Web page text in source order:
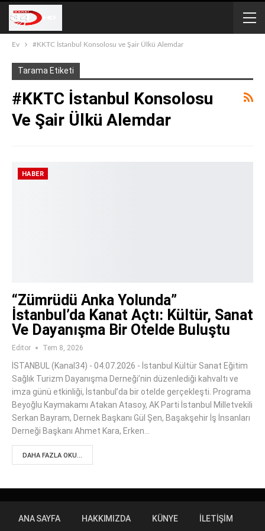
Ev #KKTC İstanbul Konsolosu ve Şair Ülkü Alemdar
Tarama Etiketi
#KKTC İstanbul Konsolosu
Ve Şair Ülkü Alemdar
HABER
“Zümrüdü Anka Yolunda”
İstanbul’da Kanat Açtı: Kültür, Sanat
Ve Dayanışma Bir Otelde Buluştu
Editor Tem 8, 2026
İSTANBUL (Kanal34) - 04.07.2026 - İstanbul Kültür Sanat Eğitim
Sağlık Turizm Dayanışma Derneği’nin düzenlediği kahvaltı ve
imza günü etkinliği, İstanbul’da bir otelde gerçekleşti. Programa
Beyoğlu Kaymakamı Atakan Atasoy, AK Parti İstanbul Milletvekili
Serkan Bayram, Dernek Başkanı Gül Şen, Başakşehir İş İnsanları
Derneği Başkanı Ahmet Kara, Erken…
DAHA FAZLA OKU...
ANA SAYFA HAKKIMIZDA KÜNYE İLETIŞIM